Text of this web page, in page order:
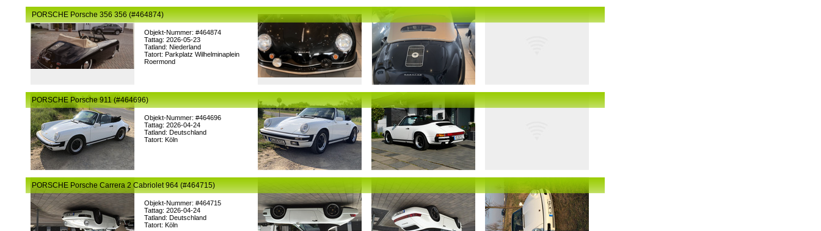
Objekt-Nummer: #464874
Tattag: 2026-05-23
Tatland: Niederland
Tatort: Parkplatz Wilhelminaplein
Roermond
PORSCHE Porsche 356 356 (#464874)
Objekt-Nummer: #464696
Tattag: 2026-04-24
Tatland: Deutschland
Tatort: Köln
PORSCHE Porsche 911 (#464696)
Objekt-Nummer: #464715
Tattag: 2026-04-24
Tatland: Deutschland
Tatort: Köln
PORSCHE Porsche Carrera 2 Cabriolet 964 (#464715)